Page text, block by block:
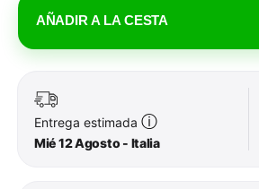
AÑADIR A LA CESTA
Entrega estimada ⓘ
Mié 12 Agosto - Italia